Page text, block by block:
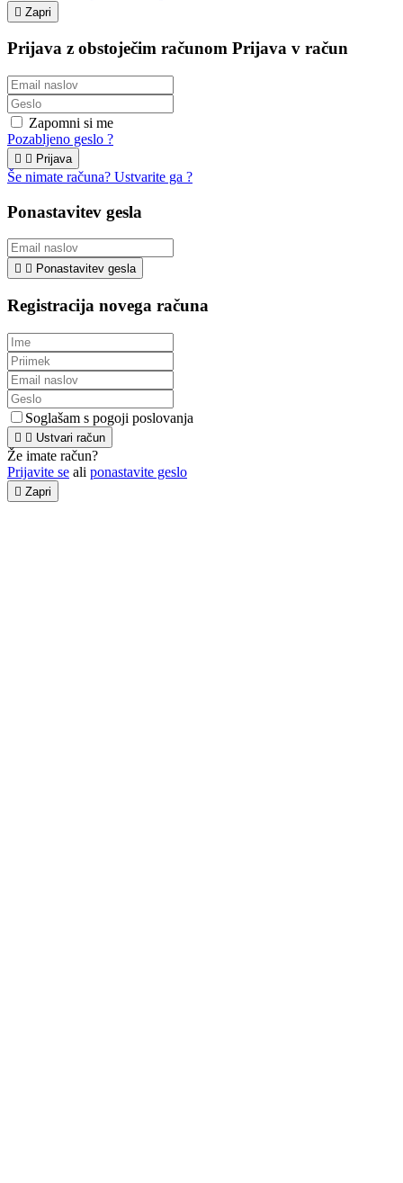
 Zapri
Prijava z obstoječim računom Prijava v račun
Zapomni si me
Pozabljeno geslo ?
  Prijava
Še nimate računa? Ustvarite ga ?
Ponastavitev gesla
  Ponastavitev gesla
Registracija novega računa
Soglašam s pogoji poslovanja
  Ustvari račun
Že imate račun?
Prijavite se ali ponastavite geslo
 Zapri